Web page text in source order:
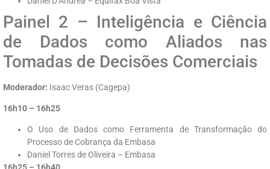
Painel 2 – Inteligência e Ciência
de Dados como Aliados nas
Tomadas de Decisões Comerciais
Moderador: Isaac Veras (Cagepa)
16h10 – 16h25
O Uso de Dados como Ferramenta de Transformação do
Processo de Cobrança da Embasa
Daniel Torres de Oliveira – Embasa